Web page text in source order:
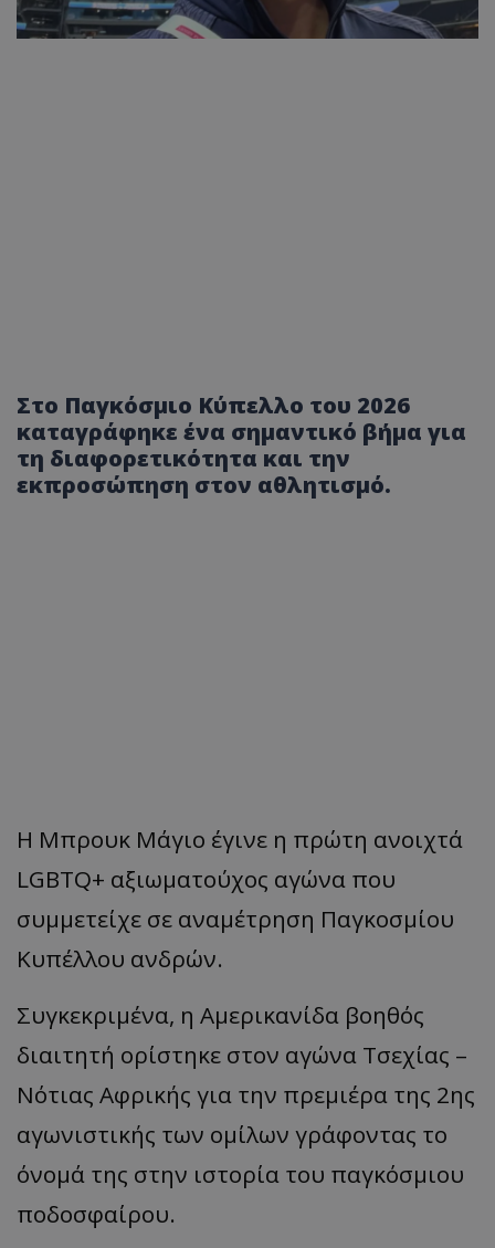
Στο Παγκόσμιο Κύπελλο του 2026
καταγράφηκε ένα σημαντικό βήμα για
τη διαφορετικότητα και την
εκπροσώπηση στον αθλητισμό.
Η Μπρουκ Μάγιο έγινε η πρώτη ανοιχτά
LGBTQ+ αξιωματούχος αγώνα που
συμμετείχε σε αναμέτρηση Παγκοσμίου
Κυπέλλου ανδρών.
Συγκεκριμένα, η Αμερικανίδα βοηθός
διαιτητή ορίστηκε στον αγώνα Τσεχίας –
Νότιας Αφρικής για την πρεμιέρα της 2ης
αγωνιστικής των ομίλων γράφοντας το
όνομά της στην ιστορία του παγκόσμιου
ποδοσφαίρου.